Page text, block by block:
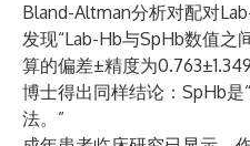
Bland-Altman分析对配对
发现“Lab-Hb与SpHb数值之
算的偏差±精度为
博士得出同样结论：SpHb
法。”